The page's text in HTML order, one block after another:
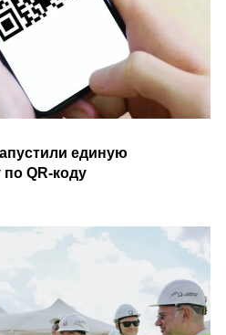
единую
QR-коду